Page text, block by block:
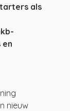
als
nieuw